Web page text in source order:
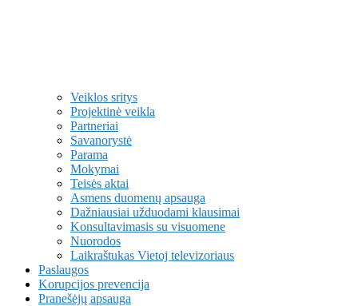
Veiklos sritys
Projektinė veikla
Partneriai
Savanorystė
Parama
Mokymai
Teisės aktai
Asmens duomenų apsauga
Dažniausiai užduodami klausimai
Konsultavimasis su visuomene
Nuorodos
Laikraštukas Vietoj televizoriaus
Paslaugos
Korupcijos prevencija
Pranešėjų apsauga